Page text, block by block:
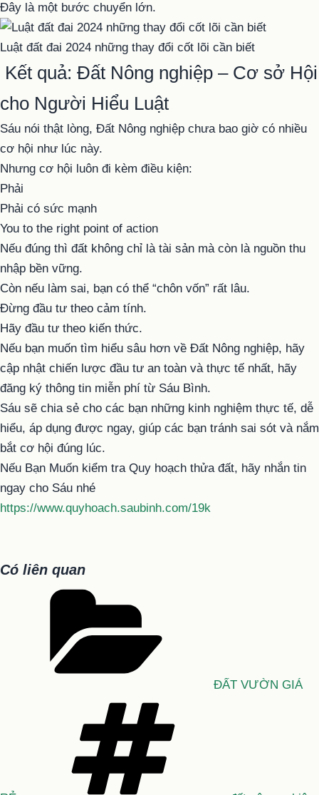
Đây là một bước chuyển lớn.
Luật đất đai 2024 những thay đổi cốt lõi cần biết
Kết quả: Đất Nông nghiệp – Cơ sở Hội
cho Người Hiểu Luật
Sáu nói thật lòng, Đất Nông nghiệp chưa bao giờ có nhiều
cơ hội như lúc này.
Nhưng cơ hội luôn đi kèm điều kiện:
Phải
Phải có sức mạnh
You to the right point of action
Nếu đúng thì đất không chỉ là tài sản mà còn là nguồn thu
nhập bền vững.
Còn nếu làm sai, bạn có thể “chôn vốn” rất lâu.
Đừng đầu tư theo cảm tính.
Hãy đầu tư theo kiến ​​thức.
Nếu bạn muốn tìm hiểu sâu hơn về Đất Nông nghiệp, hãy
cập nhật chiến lược đầu tư an toàn và thực tế nhất, hãy
đăng ký thông tin miễn phí từ Sáu Bình.
Sáu sẽ chia sẻ cho các bạn những kinh nghiệm thực tế, dễ
hiểu, áp dụng được ngay, giúp các bạn tránh sai sót và nắm
bắt cơ hội đúng lúc.
Nếu Bạn Muốn kiểm tra Quy hoạch thửa đất, hãy nhắn tin
ngay cho Sáu nhé
https://www.quyhoach.saubinh.com/19k
Có liên quan
ĐẤT VƯỜN GIÁ